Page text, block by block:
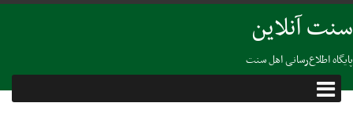
سنت آنلاین
پایگاه اطلاع‌رسانی اهل سنت